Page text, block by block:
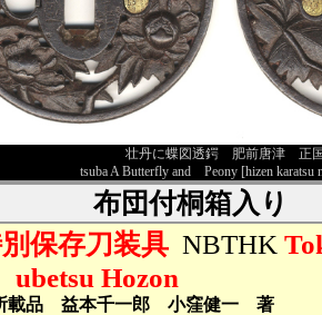
壮丹に蝶図透鍔 肥前唐津 正
tsuba A Butterfly and Peony [hizen karatsu
布団付桐箱入り
保存刀装具 NBTHK
ubetsu Hozon
載品 益本千一郎 小窪健一 著